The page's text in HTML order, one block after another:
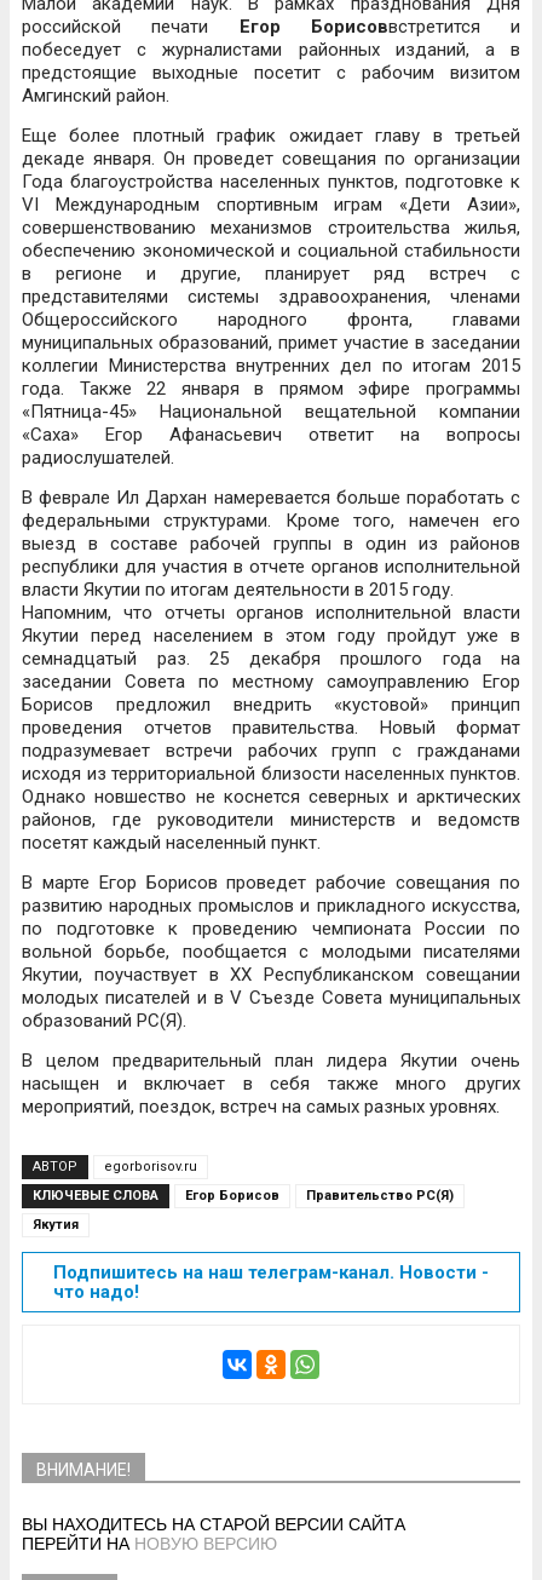
российской печати Егор Борисоввстретится и
побеседует с журналистами районных изданий, а в
предстоящие выходные посетит с рабочим визитом
Амгинский район.
Еще более плотный график ожидает главу в третьей
декаде января. Он проведет совещания по организации
Года благоустройства населенных пунктов, подготовке к
VI Международным спортивным играм «Дети Азии»,
совершенствованию механизмов строительства жилья,
обеспечению экономической и социальной стабильности
в регионе и другие, планирует ряд встреч с
представителями системы здравоохранения, членами
Общероссийского народного фронта, главами
муниципальных образований, примет участие в заседании
коллегии Министерства внутренних дел по итогам 2015
года. Также 22 января в прямом эфире программы
«Пятница-45» Национальной вещательной компании
«Саха» Егор Афанасьевич ответит на вопросы
радиослушателей.
В феврале Ил Дархан намеревается больше поработать с
федеральными структурами. Кроме того, намечен его
выезд в составе рабочей группы в один из районов
республики для участия в отчете органов исполнительной
власти Якутии по итогам деятельности в 2015 году.
Напомним, что отчеты органов исполнительной власти
Якутии перед населением в этом году пройдут уже в
семнадцатый раз. 25 декабря прошлого года на
заседании Совета по местному самоуправлению Егор
Борисов предложил внедрить «кустовой» принцип
проведения отчетов правительства. Новый формат
подразумевает встречи рабочих групп с гражданами
исходя из территориальной близости населенных пунктов.
Однако новшество не коснется северных и арктических
районов, где руководители министерств и ведомств
посетят каждый населенный пункт.
В марте Егор Борисов проведет рабочие совещания по
развитию народных промыслов и прикладного искусства,
по подготовке к проведению чемпионата России по
вольной борьбе, пообщается с молодыми писателями
Якутии, поучаствует в ХХ Республиканском совещании
молодых писателей и в V Съезде Совета муниципальных
образований РС(Я).
В целом предварительный план лидера Якутии очень
насыщен и включает в себя также много других
мероприятий, поездок, встреч на самых разных уровнях.
АВТОР
egorborisov.ru
КЛЮЧЕВЫЕ СЛОВА
Егор Борисов
Правительство РС(Я)
Якутия
Подпишитесь на наш телеграм-канал. Новости -
что надо!
ВНИМАНИЕ!
ВЫ НАХОДИТЕСЬ НА СТАРОЙ ВЕРСИИ САЙТА
ПЕРЕЙТИ НА НОВУЮ ВЕРСИЮ